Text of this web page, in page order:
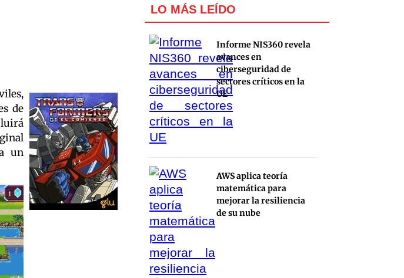
de
un
LO MÁS LEÍDO
Informe NIS360 revela
avances en
ciberseguridad de
sectores críticos en la
UE
AWS aplica teoría
matemática para
mejorar la resiliencia
de su nube